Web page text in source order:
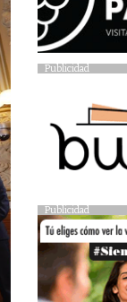
Publicidad
Publicidad